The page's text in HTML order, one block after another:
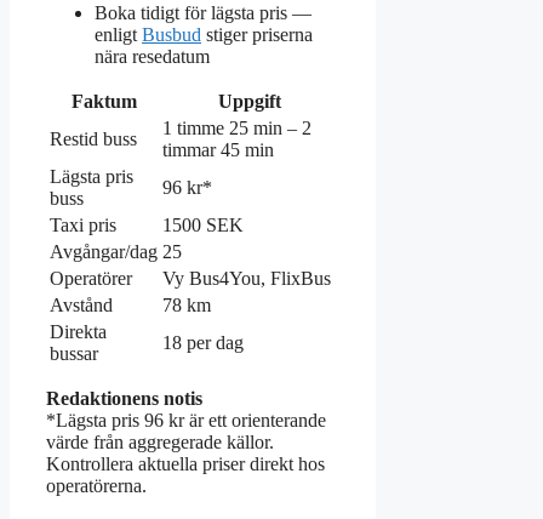
Boka tidigt för lägsta pris —
enligt Busbud stiger priserna
nära resedatum
Faktum
Uppgift
Restid buss
1 timme 25 min – 2
timmar 45 min
Lägsta pris
buss
96 kr*
Taxi pris
1500 SEK
Avgångar/dag 25
Operatörer
Vy Bus4You, FlixBus
Avstånd
78 km
Direkta
bussar
18 per dag
Redaktionens notis
*Lägsta pris 96 kr är ett orienterande
värde från aggregerade källor.
Kontrollera aktuella priser direkt hos
operatörerna.